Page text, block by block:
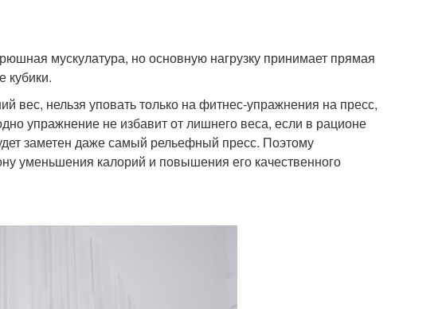
мускулатура, но основную нагрузку принимает прямая
нельзя уповать только на фитнес-упражнения на пресс,
упражнение не избавит от лишнего веса, если в рационе
заметен даже самый рельефный пресс. Поэтому
уменьшения калорий и повышения его качественного